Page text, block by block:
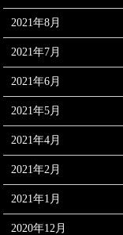
2021年8月
2021年7月
2021年6月
2021年5月
2021年4月
2021年2月
2021年1月
2020年12月